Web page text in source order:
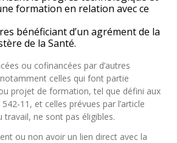
formation en relation avec ce
bénéficiant d’un agrément de la
de la Santé.
ou cofinancées par d’autres
celles qui font partie
projet de formation, tel que défini aux
11, et celles prévues par l’article
travail, ne sont pas éligibles.
ou non avoir un lien direct avec la